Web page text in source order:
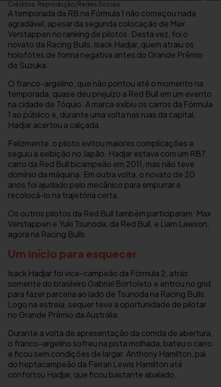
Créditos: Reprodução/Redes Sociais
A temporada da RB na Fórmula 1 não começou nada
agradável, apesar da segunda colocação de Max
Verstappen no ranking de pilotos. Desta vez, foi o
novato da Racing Bulls, Isack Hadjar, quem atraiu os
holofotes de forma negativa antes do Grande Prêmio
de Suzuka.
O franco-argelino, que não pontou até o momento na
temporada, quase deu prejuízo a Red Bull em um evento
na cidade de Tóquio. A marca exibiu os carros da Fórmula
1 ao público e, durante uma volta nas ruas da capital,
Hadjar acertou a calçada.
Felizmente, o piloto evitou maiores complicações e
seguiu a exibição no Japão. Hadjar estava com um RB7,
carro da Red Bull bicampeão em 2011, mas não teve
domínio da máquina. Em outra volta, o novato de 20
anos foi ajudado pelo mecânico para empurrar e
recolocá-lo na trajetória certa.
Os outros pilotos da Red Bull também participaram: Max
Verstappen e Yuki Tsunoda, da Red Bull, e Liam Lawson,
agora na Racing Bulls.
Um início para esquecer
Isack Hadjar foi vice-campeão da Fórmula 2, atrás
somente do brasileiro Gabriel Bortoleto e entrou no grid
para fazer parceria ao lado de Tsunoda na Racing Bulls.
Logo na estreia, sequer teve a oportunidade de pilotar
no Grande Prêmio da Austrália.
Durante a volta de apresentação da corrida de abertura,
o franco-argelino sofreu na pista molhada, bateu o carro
e ficou sem condições de largar. Anthony Hamilton, pai
do heptacampeão da Ferrari Lewis Hamilton até
confortou Hadjar, que ficou bastante abalado.